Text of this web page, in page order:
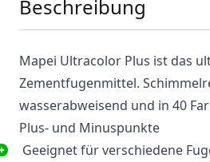
Beschreibung
Mapei Ultracolor Plus ist das
Zementfugenmittel.
wasserabweisend und in 40
Plus- und Minuspunkte
Geeignet für verschiedene